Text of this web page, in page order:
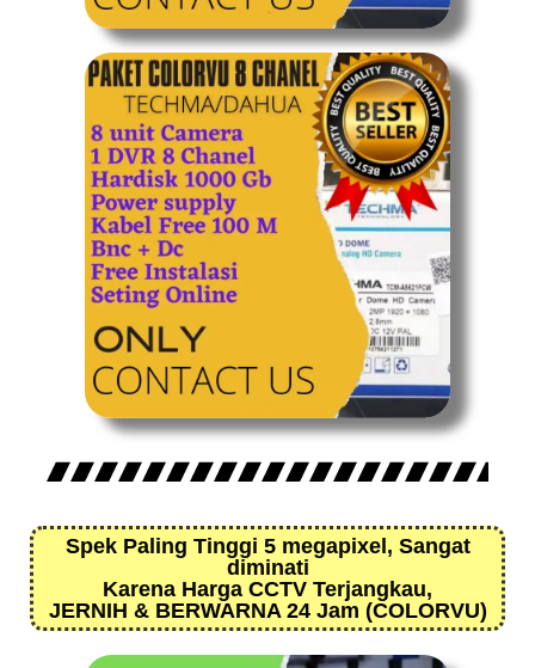
Spek Paling Tinggi 5 megapixel, Sangat
diminati
Karena Harga CCTV Terjangkau,
JERNIH & BERWARNA 24 Jam (COLORVU)